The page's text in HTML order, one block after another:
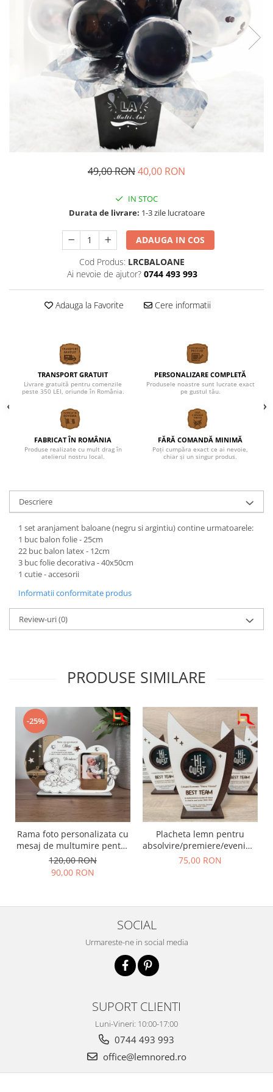
Decoratiuni Craciun
Pachete cadou Craciun
Decoratiuni Paste
Valentines Day
Cadouri indragostiti
49,00 RON40,00 RON
IN STOC
Durata de livrare: 1-3 zile lucratoare
ADAUGA IN COS
Cod Produs: LRCBALOANE
Ai nevoie de ajutor? 0744 493 993
Adauga la Favorite Cere informatii
TRANSPORT GRATUIT
Livrare gratuită pentru comenzile
peste 350 LEI, oriunde în România.
PERSONALIZARE COMPLETĂ
Produsele noastre sunt lucrate exact
pe gustul tău.
FABRICAT ÎN ROMÂNIA
Produse realizate cu mult drag în
atelierul nostru local.
FĂRĂ COMANDĂ MINIMĂ
Poți cumpăra exact ce ai nevoie,
chiar și un singur produs.
Descriere
1 set aranjament baloane (negru si argintiu) contine urmatoarele:
1 buc balon folie - 25cm
22 buc balon latex - 12cm
3 buc folie decorativa - 40x50cm
1 cutie - accesorii
Informatii conformitate produs
Review-uri(0)
PRODUSE SIMILARE
-25%
Rama foto personalizata cu
mesaj de multumire pentru
nasii de botez | Cadou
emotional pentru nasi
120,00 RON
90,00 RON
Placheta lemn pentru
absolvire/premiere/eveniment
- optiuni de personalizare
75,00 RON
SOCIAL
Urmareste-ne in social media
SUPORT CLIENTI
Luni-Vineri: 10:00-17:00
0744 493 993
office@lemnored.ro